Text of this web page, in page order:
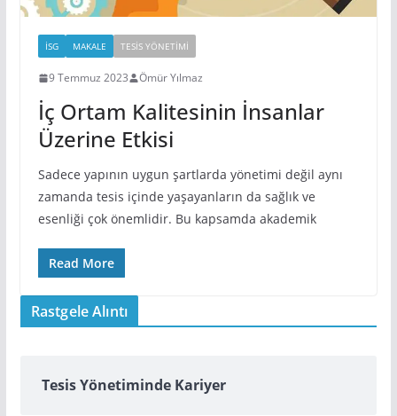
İSG MAKALE TESIS YÖNETIMI
9 Temmuz 2023 Ömür Yılmaz
İç Ortam Kalitesinin İnsanlar
Üzerine Etkisi
Sadece yapının uygun şartlarda yönetimi değil aynı
zamanda tesis içinde yaşayanların da sağlık ve
esenliği çok önemlidir. Bu kapsamda akademik
Read More
Rastgele Alıntı
Tesis Yönetiminde Kariyer